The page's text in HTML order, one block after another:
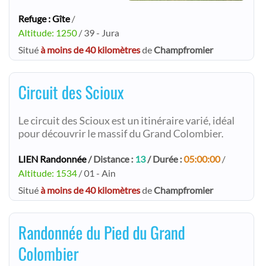
Refuge : Gîte/
Altitude: 1250 / 39 - Jura
Situéà moins de 40 kilomètresdeChampfromier
Circuit des Scioux
Le circuit des Scioux est un itinéraire varié, idéal
pour découvrir le massif du Grand Colombier.
LIEN Randonnée/ Distance : 13/ Durée :05:00:00/
Altitude: 1534 / 01 - Ain
Situéà moins de 40 kilomètresdeChampfromier
Randonnée du Pied du Grand
Colombier